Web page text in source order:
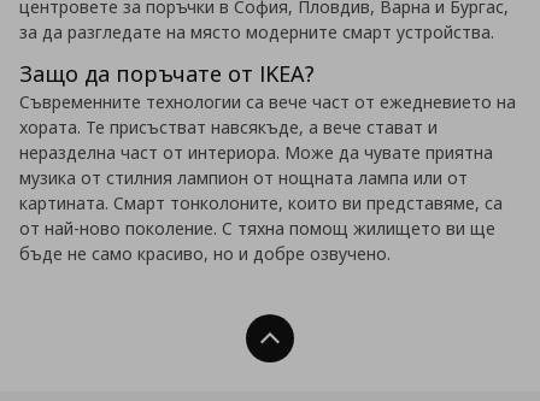
центровете за поръчки в София, Пловдив, Варна и Бургас,
за да разгледате на място модерните смарт устройства.
Защо да поръчате от IKEA?
Съвременните технологии са вече част от ежедневието на
хората. Те присъстват навсякъде, а вече стават и
неразделна част от интериора. Може да чувате приятна
музика от стилния лампион от нощната лампа или от
картината. Смарт тонколоните, които ви представяме, са
от най-ново поколение. С тяхна помощ жилището ви ще
бъде не само красиво, но и добре озвучено.
Нагоре